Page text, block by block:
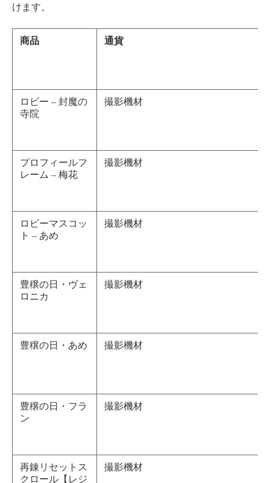
けます。
商品 通貨
ロビー – 封魔の
寺院
撮影機材
プロフィールフ
レーム – 梅花
撮影機材
ロビーマスコッ
ト – あめ
撮影機材
豊穣の日・ヴェ
ロニカ
撮影機材
豊穣の日・あめ 撮影機材
豊穣の日・フラ
ン
撮影機材
再錬リセットス
クロール【レジ
撮影機材